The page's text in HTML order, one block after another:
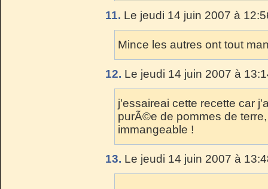
11. Le jeudi 14 juin 2007 à
Mince les autres ont tout
12. Le jeudi 14 juin 2007 à
j'essaireai cette recette car
purÃ©e de pommes de
immangeable !
13. Le jeudi 14 juin 2007 à